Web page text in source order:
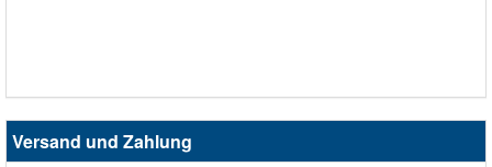
Versand und Zahlung